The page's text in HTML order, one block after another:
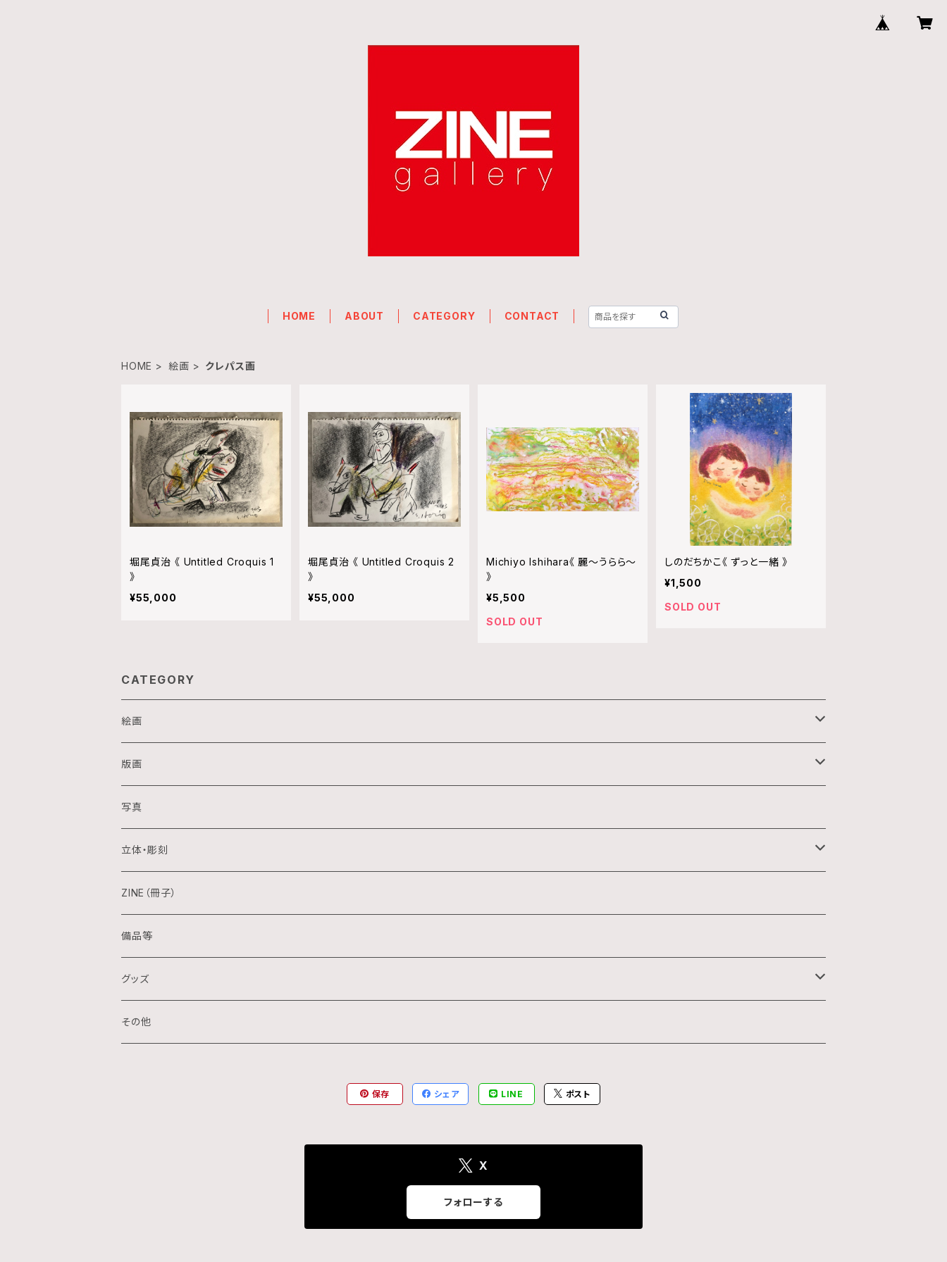
HOME ABOUT CATEGORY CONTACT
HOME 絵画 クレパス画
堀尾貞治 《 Untitled Croquis 1
》
¥55,000
堀尾貞治 《 Untitled Croquis 2
》
¥55,000
Michiyo Ishihara《 麗〜うらら〜
》
¥5,500
SOLD OUT
しのだちかこ《 ずっと一緒 》
¥1,500
SOLD OUT
CATEGORY
絵画
油画
アクリル画
日本画
水彩画
クレパス画
水墨画
スプレー画
版画
銅版画
木版画
シルクスクリーン
リトグラフ
デジタル
ステンシル
写真
立体・彫刻
陶芸
金属
石
木
ZINE（冊子）
備品等
グッズ
ポストカード
その他
保存 シェア LINE ポスト
X
フォローする